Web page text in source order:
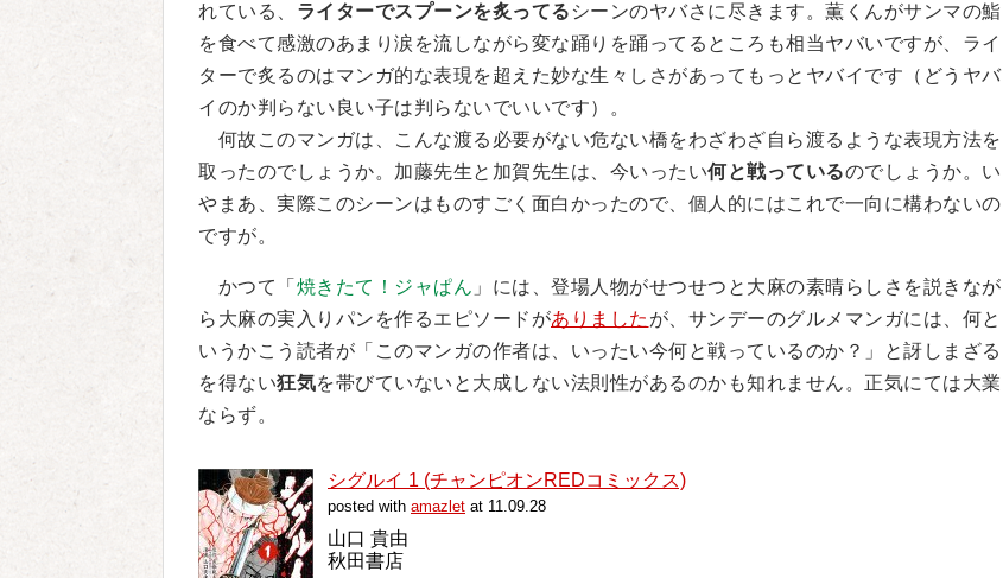
れている、 ライターでスプーンを炙ってる シーンのヤバさに尽きます。薫くんがサンマの鮨
を食べて感激のあまり涙を流しながら変な踊りを踊ってるところも相当ヤバいですが、ライ
ターで炙るのはマンガ的な表現を超えた妙な生々しさがあってもっとヤバイです（どうヤバ
イのか判らない良い子は判らないでいいです）。
何故このマンガは、こんな渡る必要がない危ない橋をわざわざ自ら渡るような表現方法を
取ったのでしょうか。加藤先生と加賀先生は、今いったい何と戦っているのでしょうか。い
やまあ、実際このシーンはものすごく面白かったので、個人的にはこれで一向に構わないの
ですが。
かつて「 焼きたて！ジャぱん 」には、登場人物がせつせつと大麻の素晴らしさを説きなが
ら大麻の実入りパンを作るエピソードがありました が、サンデーのグルメマンガには、何と
いうかこう読者が「このマンガの作者は、いったい今何と戦っているのか？」と訝しまざる
を得ない狂気を帯びていないと大成しない法則性があるのかも知れません。正気にては大業
ならず。
シグルイ 1 (チャンピオンREDコミックス)
posted with amazlet at 11.09.28
山口 貴由
秋田書店